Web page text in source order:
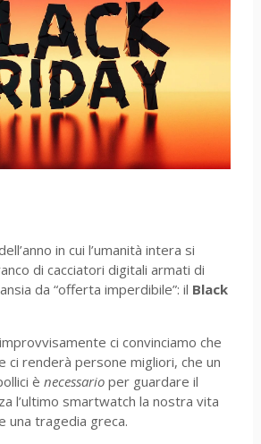
in cui l’umanità intera si
di cacciatori digitali armati di
da “offerta imperdibile”: il Black
ci convinciamo che
ci renderà persone migliori, che un
è necessarioper guardare il
l’ultimo smartwatch la nostra vita
una tragedia greca.